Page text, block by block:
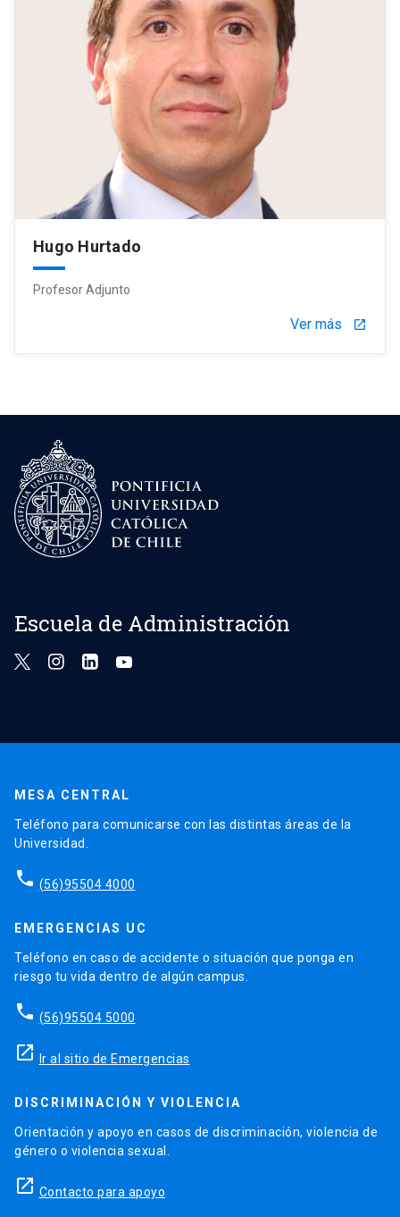
Hugo Hurtado
Profesor Adjunto
Ver más launch
Escuela de Administración
MESA CENTRAL
Teléfono para comunicarse con las distintas áreas de la
Universidad.
phone (56)95504 4000
EMERGENCIAS UC
Teléfono en caso de accidente o situación que ponga en
riesgo tu vida dentro de algún campus.
phone (56)95504 5000
launch Ir al sitio de Emergencias
DISCRIMINACIÓN Y VIOLENCIA
Orientación y apoyo en casos de discriminación, violencia de
género o violencia sexual.
launch Contacto para apoyo